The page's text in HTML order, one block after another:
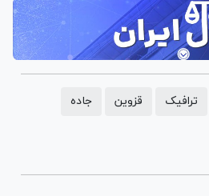
ترافیک قزوین جاده